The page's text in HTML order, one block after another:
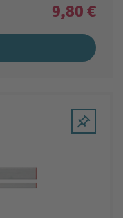
9,80 €